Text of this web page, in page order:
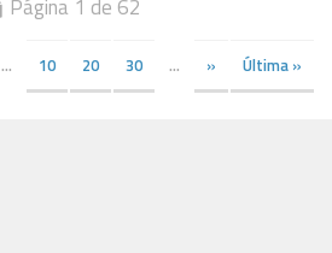
Página 1 de 62
... 10 20 30 ... » Última »